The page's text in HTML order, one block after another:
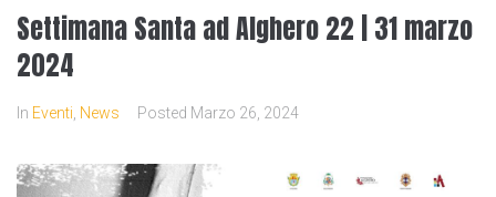
Settimana Santa ad Alghero 22 | 31 marzo
2024
In Eventi News Posted Marzo 26, 2024